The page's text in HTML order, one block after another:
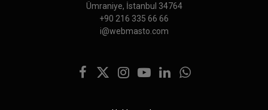
Ümraniye, İstanbul 34764
+90 216 335 66 66
i@webmasto.com
Facebook
X
Instagram
YouTubeLinkedInWhatsApp